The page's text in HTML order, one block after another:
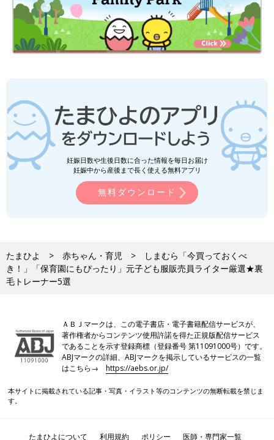
出典：Instagramアカウント「nn_ntz」
おり、高見えするデザインです♪ ボトムスには、ワイドシルエッ
トのパンツを合わせると今っぽコーデに仕上がります！1枚で着
るコーデに飽きたら、柄シャツを重ねてアレンジするのも素敵◎
しまむら「はくだけでオシャ見え」「秋
コーデにアレンジできる」元子ども服販
売員ライター厳選！柄パンツ5選
今回ご紹介するのは、しまむらで販売されてい
る「柄パンツ」。取り入れるだけでまわりと差
がつき、今っぽコーデに仕上がるので、オシャ
いるので、ぜひチェックしてくださいね♪
も！」「秋にも使える♪」絶対買いアイ
テム5選
GUの商品が値下げラッシュです！秋冬に使え
テムをご紹介します。
保育園でも使いやすく快適に着られる♪
裏毛トレーナーは、肌触りや通気性がよく適度な保温性があるた
め、保育園でも使いやすく、これからの季節に大活躍するアイテ
裏毛トレーナーが必要になったときには、もう売り切れてしまっ
妊娠日数や生後日数に合った情報を毎日お届け
妊娠中から産後まで長く使える無料アプリ
無料ダウンロード
たまひよ 赤ちゃん・育児
しまむら「今買っておくべ
き！」「保育園にもぴったり」元子ども服販売員ライター厳選★裏
毛トレーナー5選
ＡＢＪマークは、この電子書店・電子書籍配信サービスが、
著作権者からコンテンツ使用許諾を得た正規版配信サービス
であることを示す登録商標（登録番号 第11091000号）です。
ABJマークの詳細、ABJマークを掲示しているサービスの一覧
はこちら→https://aebs.or.jp/
本サイトに掲載されている記事・写真・イラスト等のコンテンツの無断転載を禁じま
す。
たまひよについて 利用規約 ポリシー 医師・専門家一覧